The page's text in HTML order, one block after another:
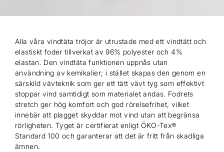
Alla våra vindtäta tröjor är utrustade med ett vindtätt och
elastiskt foder tillverkat av 96% polyester och 4%
elastan. Den vindtäta funktionen uppnås utan
användning av kemikalier; i stället skapas den genom en
särskild vävteknik som ger ett tätt vävt tyg som effektivt
stoppar vind samtidigt som materialet andas. Fodrets
stretch ger hög komfort och god rörelsefrihet, vilket
innebär att plagget skyddar mot vind utan att begränsa
rörligheten. Tyget är certifierat enligt ÖKO-Tex®
Standard 100 och garanterar att det är fritt från skadliga
ämnen.